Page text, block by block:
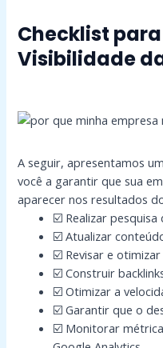
Checklist
Visibilidade
A seguir, apresentamos
você a garantir que sua
aparecer nos resultados
☑️ Realizar pesquisa
☑️ Atualizar
☑️ Revisar e
☑️ Construir
☑️ Otimizar a
☑️ Garantir que o
☑️ Monitorar